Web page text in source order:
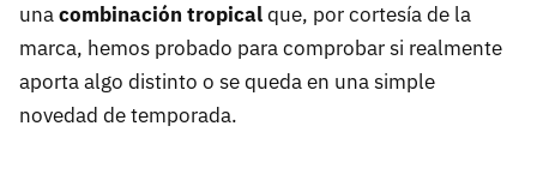
unacombinación tropicalque, por cortesía de la
marca, hemos probado para comprobar si realmente
aporta algo distinto o se queda en una simple
novedad de temporada.